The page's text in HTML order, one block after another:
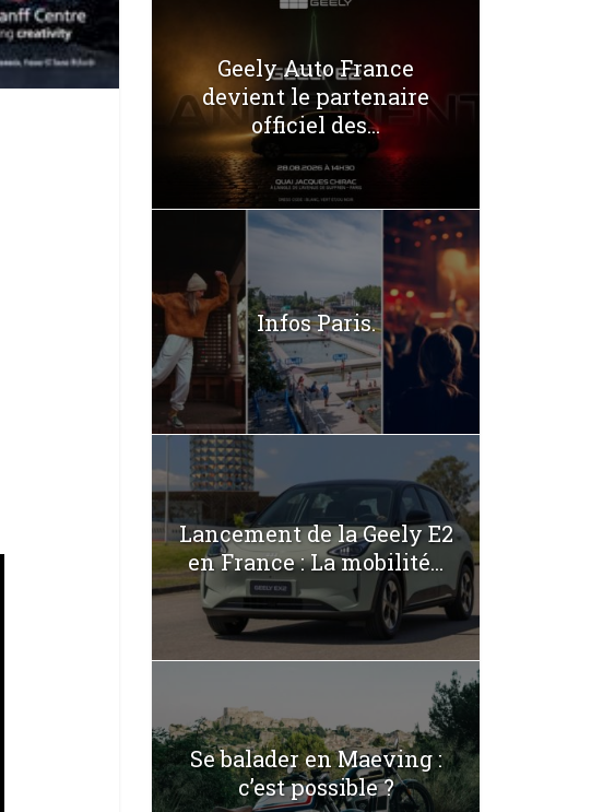
Geely Auto France
devient le partenaire
officiel des...
Infos Paris.
Lancement de la Geely E2
en France : La mobilité...
Se balader en Maeving :
c’est possible ?